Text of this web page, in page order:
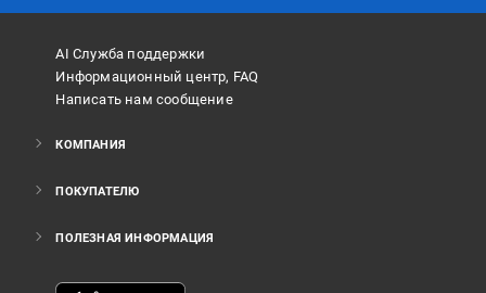
AI Служба поддержки
Информационный центр, FAQ
Написать нам сообщение
КОМПАНИЯ
ПОКУПАТЕЛЮ
ПОЛЕЗНАЯ ИНФОРМАЦИЯ